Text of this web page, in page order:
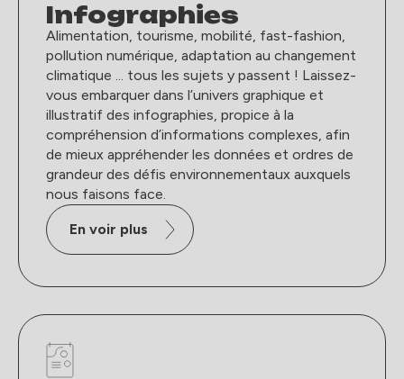
Infographies
Alimentation, tourisme, mobilité, fast-fashion,
pollution numérique, adaptation au changement
climatique ... tous les sujets y passent ! Laissez-
vous embarquer dans l’univers graphique et
illustratif des infographies, propice à la
compréhension d’informations complexes, afin
de mieux appréhender les données et ordres de
grandeur des défis environnementaux auxquels
nous faisons face.
En voir plus